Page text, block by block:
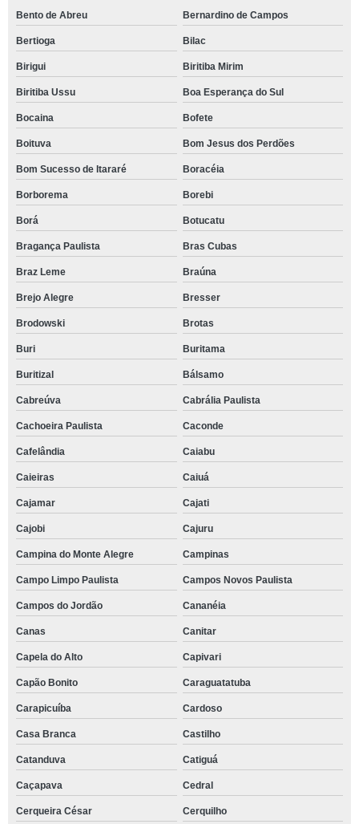
Bento de Abreu Bernardino de Campos
Bertioga Bilac
Birigui Biritiba Mirim
Biritiba Ussu Boa Esperança do Sul
Bocaina Bofete
Boituva Bom Jesus dos Perdões
Bom Sucesso de Itararé Boracéia
Borborema Borebi
Borá Botucatu
Bragança Paulista Bras Cubas
Braz Leme Braúna
Brejo Alegre Bresser
Brodowski Brotas
Buri Buritama
Buritizal Bálsamo
Cabreúva Cabrália Paulista
Cachoeira Paulista Caconde
Cafelândia Caiabu
Caieiras Caiuá
Cajamar Cajati
Cajobi Cajuru
Campina do Monte Alegre Campinas
Campo Limpo Paulista Campos Novos Paulista
Campos do Jordão Cananéia
Canas Canitar
Capela do Alto Capivari
Capão Bonito Caraguatatuba
Carapicuíba Cardoso
Casa Branca Castilho
Catanduva Catiguá
Caçapava Cedral
Cerqueira César Cerquilho